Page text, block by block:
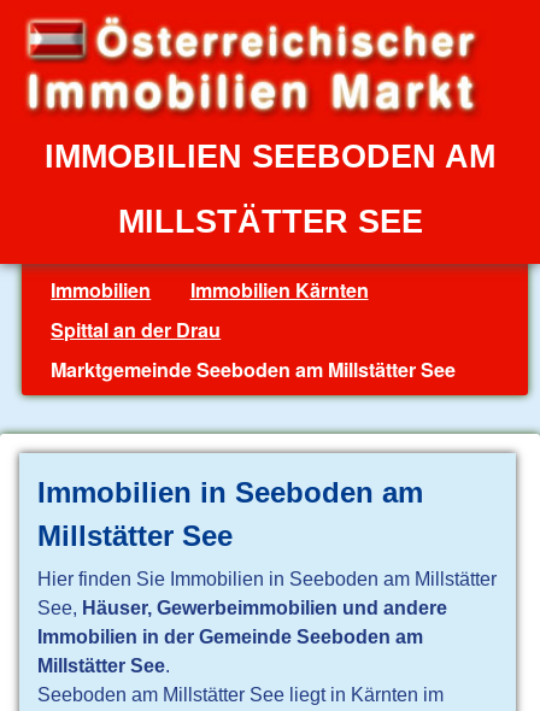
IMMOBILIEN SEEBODEN AM
MILLSTÄTTER SEE
Immobilien
Immobilien Kärnten
Spittal an der Drau
Marktgemeinde Seeboden am Millstätter See
Immobilien in Seeboden am
Millstätter See
Hier finden Sie Immobilien in Seeboden am Millstätter
See, Häuser, Gewerbeimmobilien und andere
Immobilien in der Gemeinde Seeboden am
Millstätter See.
Seeboden am Millstätter See liegt in Kärnten im